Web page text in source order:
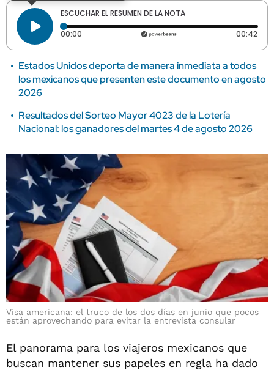
ESCUCHAR EL RESUMEN DE LA NOTA
00:00 Tiempo transcurrido: 0 segundos 00:42
Estados Unidos deporta de manera inmediata a todos
los mexicanos que presenten este documento en agosto
2026
Resultados del Sorteo Mayor 4023 de la Lotería
Nacional: los ganadores del martes 4 de agosto 2026
Visa americana: el truco de los dos días en junio que pocos
están aprovechando para evitar la entrevista consular
El panorama para los viajeros mexicanos que
buscan mantener sus papeles en regla ha dado